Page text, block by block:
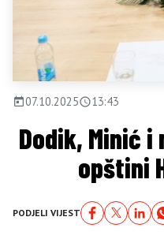
07.10.2025 13:43
Dodik, Minić
opštini
PODJELI VIJEST